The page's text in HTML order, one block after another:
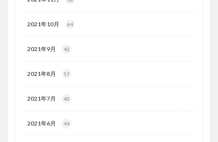
2021年10月 64
2021年9月 42
2021年8月 57
2021年7月 43
2021年6月 44